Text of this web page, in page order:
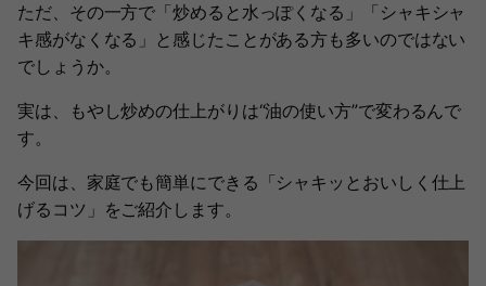
ただ、その一方で「炒めると水っぽくなる」「シャキシャ
キ感がなくなる」と感じたことがある方も多いのではない
でしょうか。
実は、もやし炒めの仕上がりは“油の使い方”で変わるんで
す。
今回は、家庭でも簡単にできる「シャキッとおいしく仕上
げるコツ」をご紹介します。